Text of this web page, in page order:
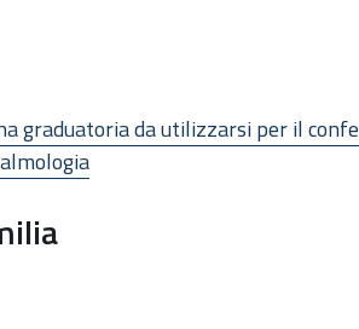
graduatoria da utilizzarsi per il